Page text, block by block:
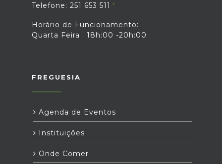
Telefone: 251 653 511
Horário de Funcionamento:
Quarta Feira : 18h:00 -20h:00
FREGUESIA
Agenda de Eventos
Instituições
Onde Comer